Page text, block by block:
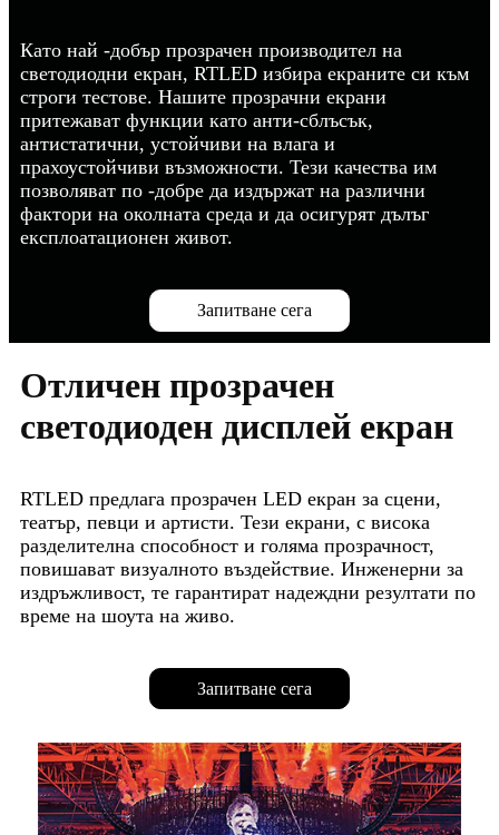
Като най -добър прозрачен производител на
светодиодни екран, RTLED избира екраните си към
строги тестове. Нашите прозрачни екрани
притежават функции като анти-сблъсък,
антистатични, устойчиви на влага и
прахоустойчиви възможности. Тези качества им
позволяват по -добре да издържат на различни
фактори на околната среда и да осигурят дълъг
експлоатационен живот.
Запитване сега
Отличен прозрачен
светодиоден дисплей екран
RTLED предлага прозрачен LED екран за сцени,
театър, певци и артисти. Тези екрани, с висока
разделителна способност и голяма прозрачност,
повишават визуалното въздействие. Инженерни за
издръжливост, те гарантират надеждни резултати по
време на шоута на живо.
Запитване сега